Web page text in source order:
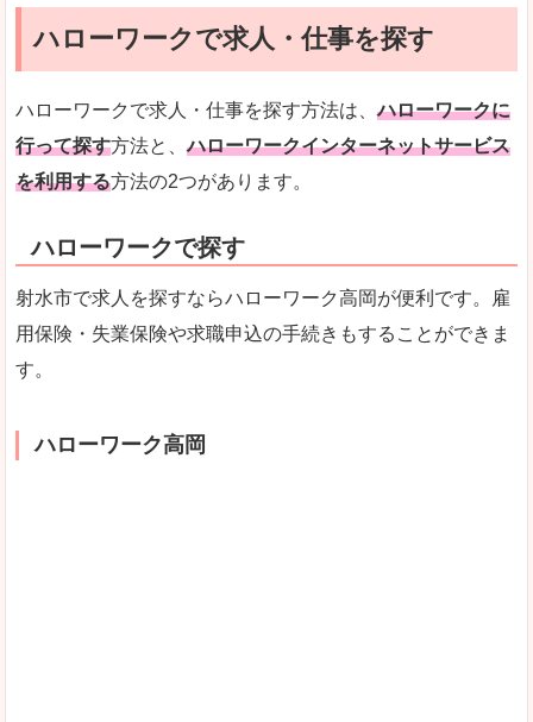
ハローワークで求人・仕事を探す
ハローワークで求人・仕事を探す方法は、ハローワークに
行って探す方法と、ハローワークインターネットサービス
を利用する方法の2つがあります。
ハローワークで探す
射水市で求人を探すならハローワーク高岡が便利です。雇
用保険・失業保険や求職申込の手続きもすることができま
す。
ハローワーク高岡